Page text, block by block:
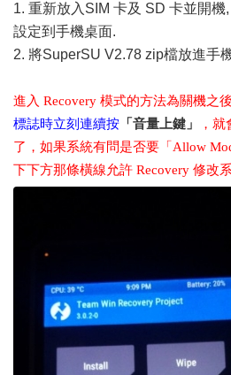
1. 重新放入SIM 卡及 SD 卡並開
設定到手機桌面.
2. 將SuperSU V2.78 zip檔放進手
進入 Recovery 模式的方法為關機之
標誌時立刻連續按 「音量上鍵」
，
了，如果系統有問是否要「Allow
下下方那條橫線允許 Recovery 修改系